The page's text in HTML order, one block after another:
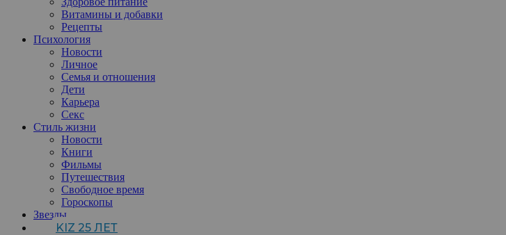
Витамины и добавки
Рецепты
Психология
Новости
Личное
Семья и отношения
Дети
Карьера
Секс
Стиль жизни
Новости
Книги
Фильмы
Путешествия
Свободное время
Гороскопы
Звезды
KIZ 25 ЛЕТ